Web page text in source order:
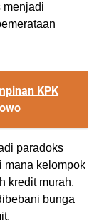
menjadi
KPK
paradoks
mana kelompok
kredit murah,
bunga